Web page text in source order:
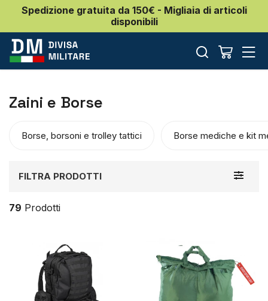
Spedizione gratuita da 150€ - Migliaia di articoli
disponibili
Zaini e Borse
Borse, borsoni e trolley tattici Borse mediche e kit
Toggle
FILTRA PRODOTTI
79 Prodotti